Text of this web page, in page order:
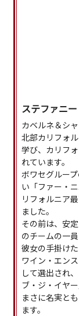
ステファニ
カベルネ＆シ
北部カリフォ
学び、カリフ
れています。
ボワセグルー
い「ファー・
リフォルニア
ました。
その前は、安
のチームの一
彼女の手掛け
ワイン・エン
して選出され
ブ・ジ・イヤ
まさに名実と
ます。